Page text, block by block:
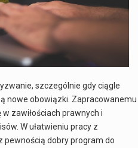
Estetyka i styl: Elegancja vs Minimalizm Główną różnicą, którą widać na pierwszy rzut oka, jest sposób pracy materiału. Rolety rzymskie to produkt typu "2 w 1"…
szczególnie gdy ciągle
nowe obowiązki. Zapracowanemu
zawiłościach prawnych i
W ułatwieniu pracy z
pewnością dobry program do